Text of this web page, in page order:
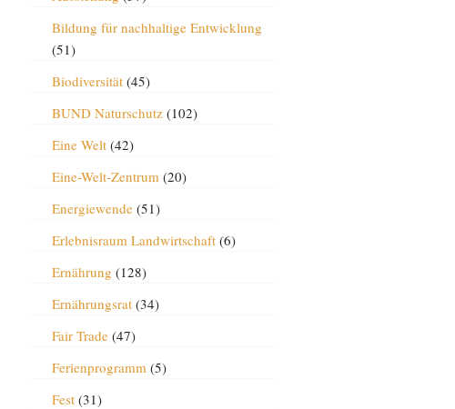
Bildung für nachhaltige Entwicklung
(51)
Biodiversität(45)
BUND Naturschutz(102)
Eine Welt(42)
Eine-Welt-Zentrum(20)
Energiewende(51)
Erlebnisraum Landwirtschaft(6)
Ernährung (128)
Ernährungsrat(34)
Fair Trade(47)
Ferienprogramm(5)
Fest(31)